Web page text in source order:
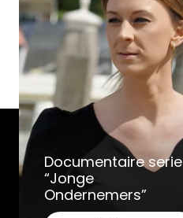
Documentaire serie
“Jonge
Ondernemers”